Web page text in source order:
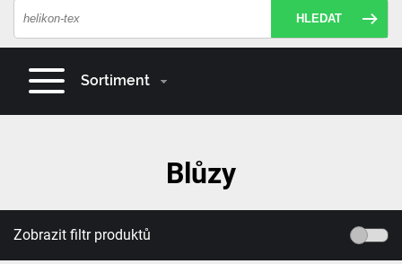
HLEDAT
Sortiment
Blůzy
Zobrazit filtr produktů